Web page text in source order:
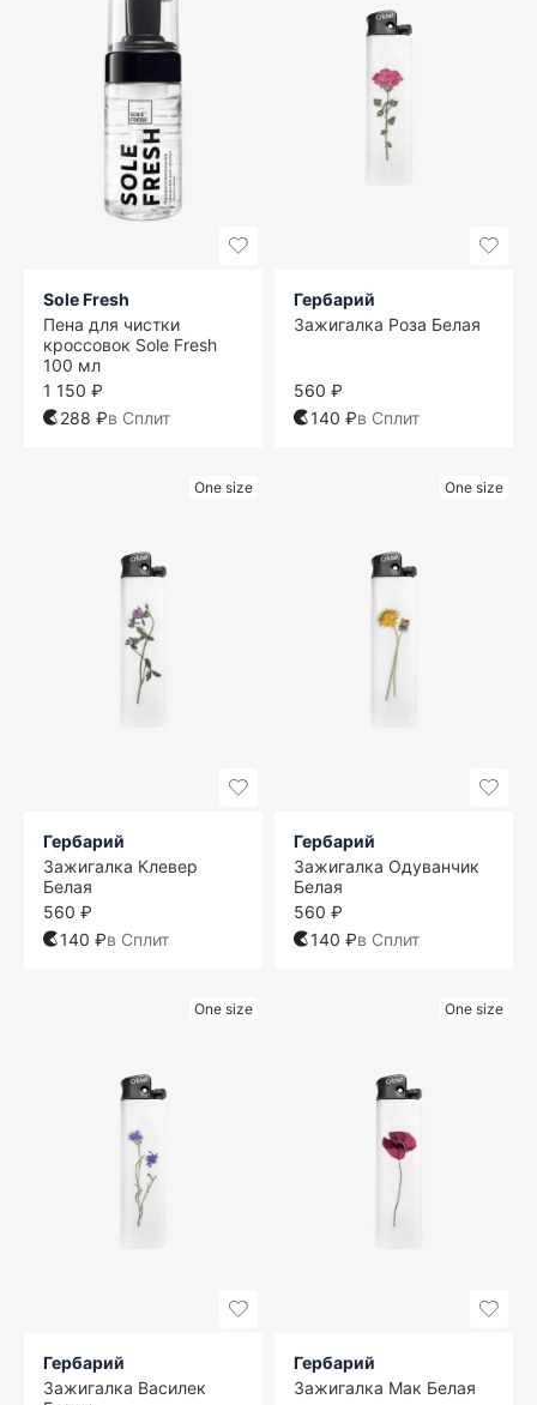
Sole Fresh
Пена для чистки
кроссовок Sole Fresh
100 мл
1 150 ₽
288 ₽в Сплит
Гербарий
Зажигалка Роза Белая
560 ₽
140 ₽в Сплит
One size
Гербарий
Зажигалка Клевер
Белая
560 ₽
140 ₽в Сплит
One size
Гербарий
Зажигалка Одуванчик
Белая
560 ₽
140 ₽в Сплит
One size
Гербарий
Зажигалка Василек
One size
Гербарий
Зажигалка Мак Белая